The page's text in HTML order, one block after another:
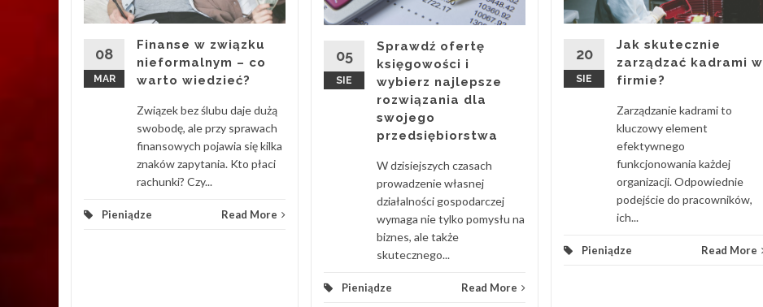
08
MAR
Finanse w związku
nieformalnym – co
warto wiedzieć?
Związek bez ślubu daje dużą
swobodę, ale przy sprawach
finansowych pojawia się kilka
znaków zapytania. Kto płaci
rachunki? Czy...
Pieniądze Read More
05
SIE
Sprawdź ofertę
księgowości i
wybierz najlepsze
rozwiązania dla
swojego
przedsiębiorstwa
W dzisiejszych czasach
prowadzenie własnej
działalności gospodarczej
wymaga nie tylko pomysłu na
biznes, ale także
skutecznego...
Pieniądze Read More
20
SIE
Jak skutecznie
zarządzać kadrami w
firmie?
Zarządzanie kadrami to
kluczowy element
efektywnego
funkcjonowania każdej
organizacji. Odpowiednie
podejście do pracowników,
ich...
Pieniądze Read More